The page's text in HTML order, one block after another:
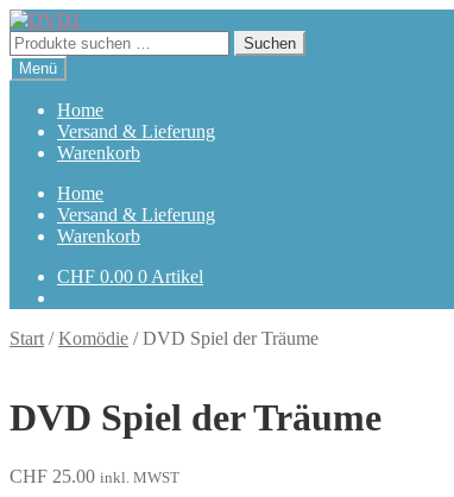
Zur
Navigation
springen
Zum
Inhalt
springen
Suchen
nach:
Suchen
Menü
Home
Versand & Lieferung
Warenkorb
Home
Versand & Lieferung
Warenkorb
CHF 0.00 0 Artikel
Start /Komödie /DVD Spiel der Träume
DVD Spiel der Träume
CHF 25.00 inkl. MWST